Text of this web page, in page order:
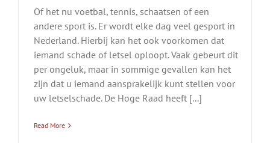
Of het nu voetbal, tennis, schaatsen of een
andere sport is. Er wordt elke dag veel gesport in
Nederland. Hierbij kan het ook voorkomen dat
iemand schade of letsel oploopt. Vaak gebeurt dit
per ongeluk, maar in sommige gevallen kan het
zijn dat u iemand aansprakelijk kunt stellen voor
uw letselschade. De Hoge Raad heeft [...]
Read More